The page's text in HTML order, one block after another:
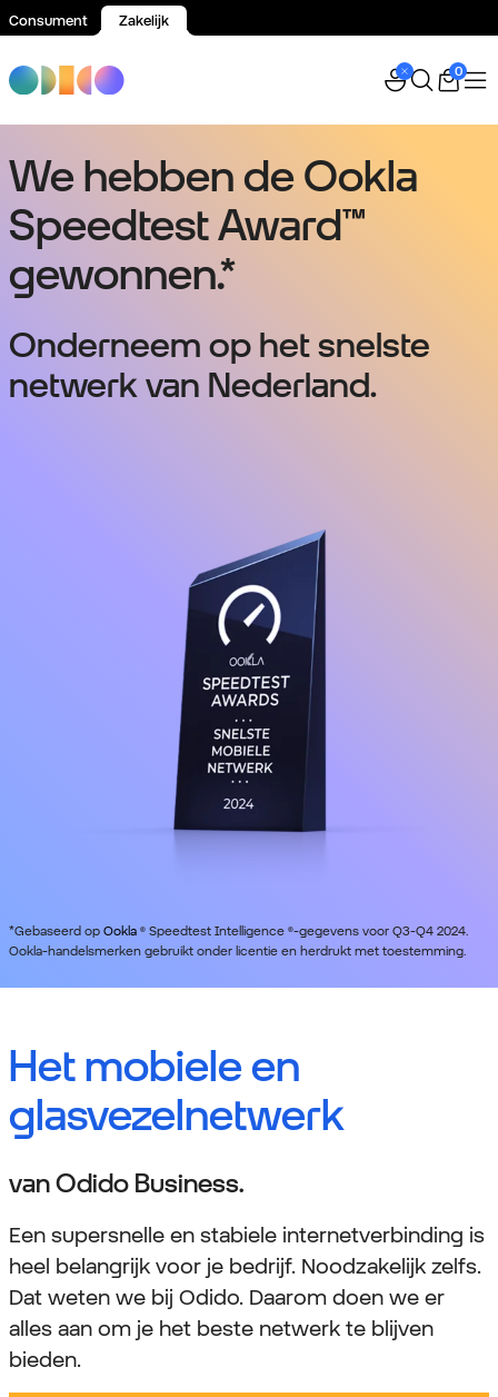
Consument Zakelijk
0
We hebben de Ookla
Speedtest Award™
gewonnen.*
Onderneem op het snelste
netwerk van Nederland.
*Gebaseerd op Ookla ® Speedtest Intelligence ®-gegevens voor Q3-Q4 2024.
Ookla-handelsmerken gebruikt onder licentie en herdrukt met toestemming.
Het mobiele en
glasvezelnetwerk
van Odido Business.
Een supersnelle en stabiele internetverbinding is
heel belangrijk voor je bedrijf. Noodzakelijk zelfs.
Dat weten we bij Odido. Daarom doen we er
alles aan om je het beste netwerk te blijven
bieden.